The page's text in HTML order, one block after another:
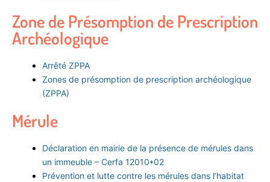
Zone de Présomption de Prescription
Archéologique
Arrêté ZPPA
Zones de présomption de prescription archéologique
(ZPPA)
Mérule
Déclaration en mairie de la présence de mérules dans
un immeuble – Cerfa 12010*02
Prévention et lutte contre les mérules dans l’habitat